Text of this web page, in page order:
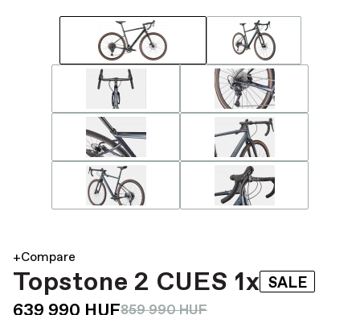
+Compare
Topstone 2 CUES 1x SALE
639 990 HUF859 990 HUF